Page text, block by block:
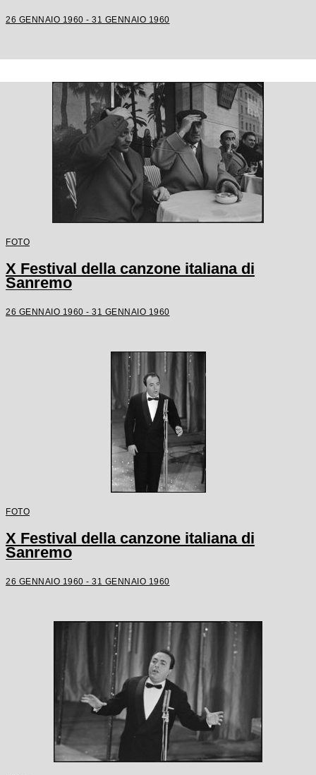
26 GENNAIO 1960 - 31 GENNAIO 1960
FOTO
X Festival della canzone italiana di
Sanremo
26 GENNAIO 1960 - 31 GENNAIO 1960
FOTO
X Festival della canzone italiana di
Sanremo
26 GENNAIO 1960 - 31 GENNAIO 1960